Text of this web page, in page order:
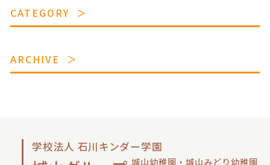
CATEGORY
ARCHIVE
学校法人 石川キンダー学園
城山幼稚園・城山みどり幼稚園